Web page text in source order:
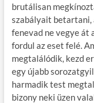
brutálisan
szabályait betartani,
fenevad ne vegye át
fordul az eset felé.
megtalálódik, kezd
egy újabb
harmadik test
bizony neki üzen